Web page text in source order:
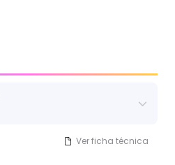
Ver ficha técnica